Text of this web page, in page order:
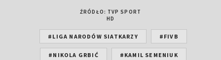
ŹRÓDŁO: TVP SPORT
HD
#LIGA NARODÓW SIATKARZY #FIVB
#NIKOLA GRBIĆ #KAMIL SEMENIUK